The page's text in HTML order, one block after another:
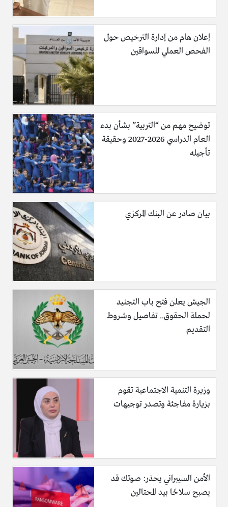
إعلان هام من إدارة الترخيص حول
الفحص العملي للسواقين
توضيح مهم من “التربية” بشأن بدء
العام الدراسي 2026-2027 وحقيقة
تأجيله
بيان صادر عن البنك المركزي
الجيش يعلن فتح باب التجنيد
لحملة الحقوق.. تفاصيل وشروط
التقديم
وزيرة التنمية الاجتماعية تقوم
بزيارة مفاجئة وتصدر توجيهات
الأمن السيبراني يحذر: صوتك قد
يصبح سلاحًا بيد المحتالين